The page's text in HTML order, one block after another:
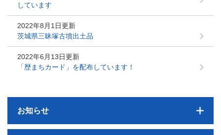
しています
2022年8月1日更新
茨城県三昧塚古墳出土品
2022年6月13日更新
「歴まちカード」を配布しています！
お知らせ